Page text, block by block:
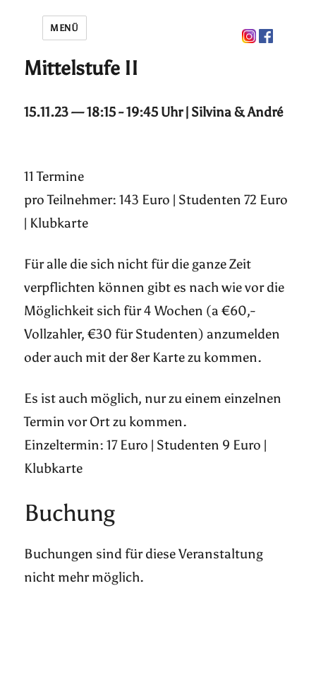
MENÜ
Mittelstufe II
15.11.23 — 18:15 - 19:45 Uhr | Silvina & André
11 Termine
pro Teilnehmer: 143 Euro | Studenten 72 Euro
| Klubkarte
Für alle die sich nicht für die ganze Zeit
verpflichten können gibt es nach wie vor die
Möglichkeit sich für 4 Wochen (a €60,-
Vollzahler, €30 für Studenten) anzumelden
oder auch mit der 8er Karte zu kommen.
Es ist auch möglich, nur zu einem einzelnen
Termin vor Ort zu kommen.
Einzeltermin: 17 Euro | Studenten 9 Euro |
Klubkarte
Buchung
Buchungen sind für diese Veranstaltung
nicht mehr möglich.